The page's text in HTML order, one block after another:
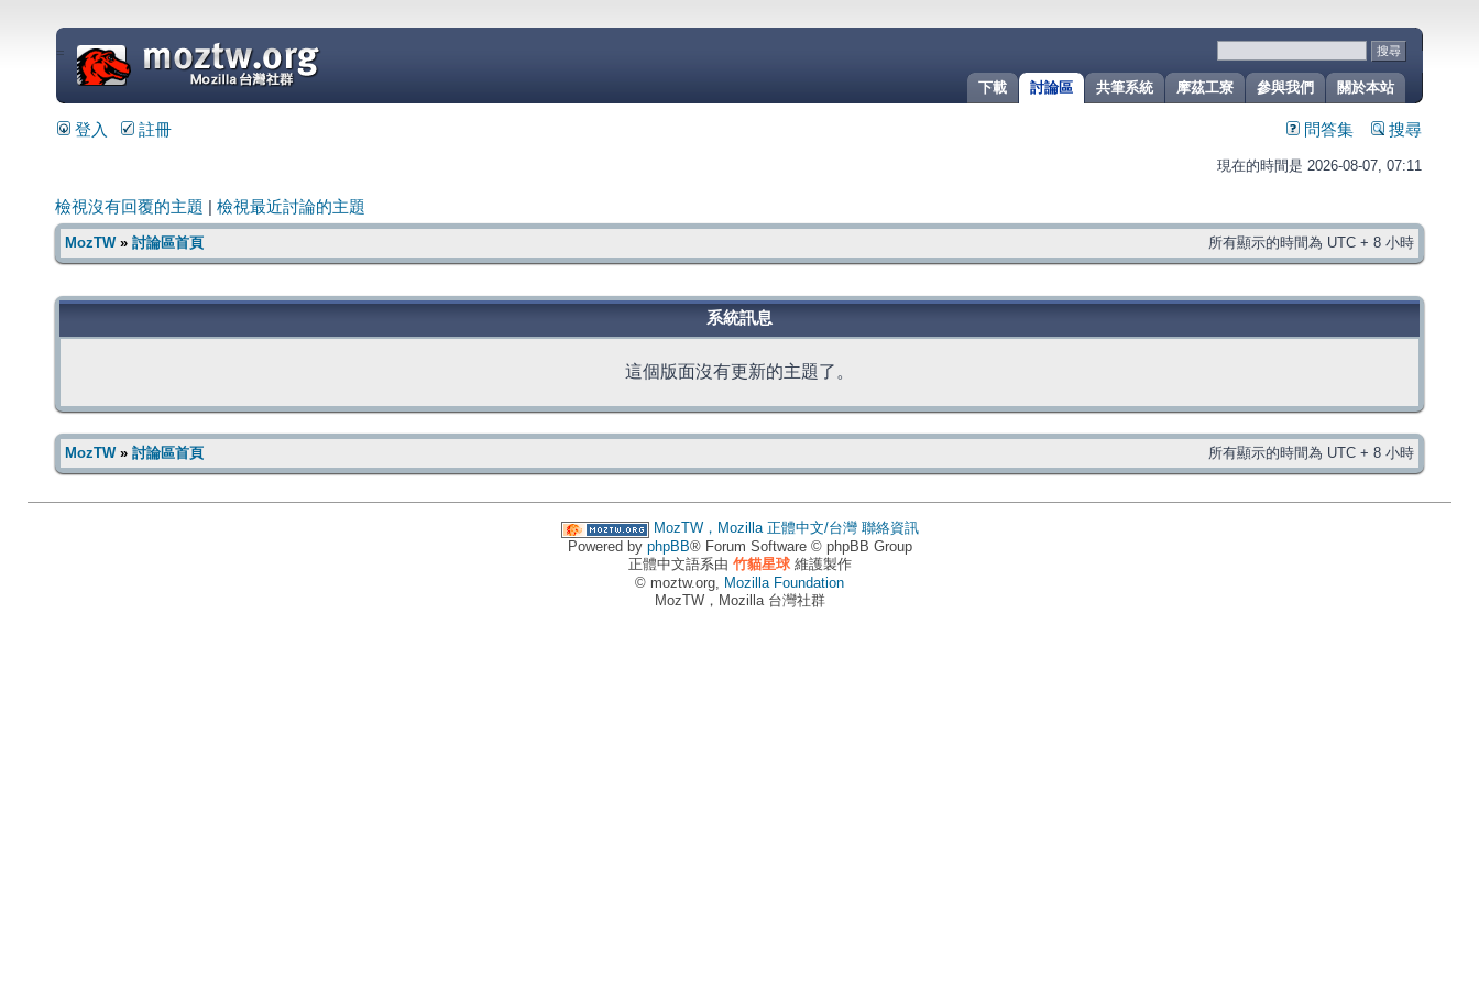
關於本站
參與我們
摩茲工寮
共筆系統
討論區
下載
=
登入 註冊 問答集 搜尋
現在的時間是 2026-08-07, 07:11
檢視沒有回覆的主題 檢視最近討論的主題
MozTW» 討論區首頁 所有顯示的時間為 UTC + 8 小時
系統訊息
這個版面沒有更新的主題了。
MozTW» 討論區首頁 所有顯示的時間為 UTC + 8 小時
MozTW，Mozilla 正體中文/台灣 聯絡資訊
Powered by phpBB® Forum Software © phpBB Group
正體中文語系由 竹貓星球維護製作
© moztw.org, Mozilla Foundation
MozTW，Mozilla 台灣社群